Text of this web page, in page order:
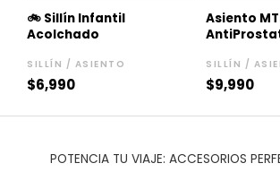
🚲 Sillín Infantil
Acolchado
SILLÍN / ASIENTO
$6,990
Asiento
SILLÍN /
$9,990
POTENCIA TU VIAJE: ACCESORIOS